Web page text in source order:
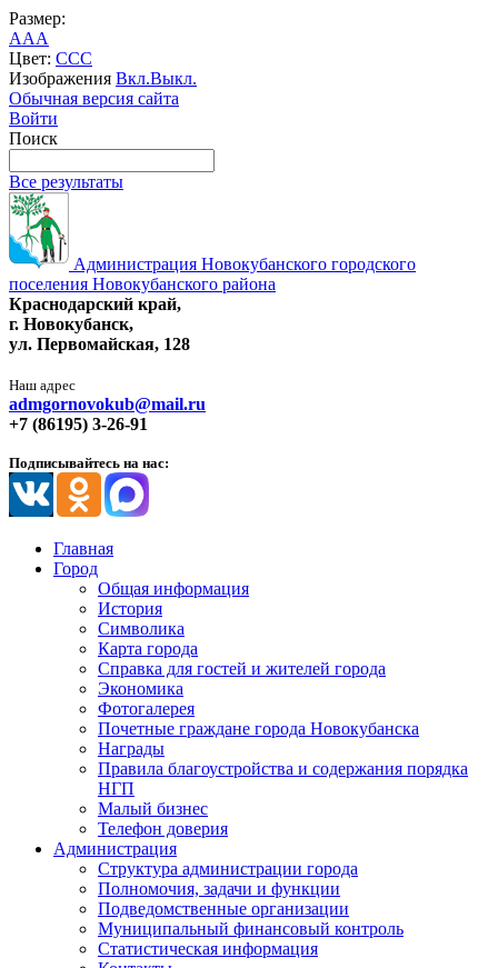
Размер:
AAA
Цвет: CCC
Изображения Вкл.Выкл.
Обычная версия сайта
Войти
Поиск
Все результаты
Администрация Новокубанского городского
поселения Новокубанского района
Краснодарский край,
г. Новокубанск,
ул. Первомайская, 128
Наш адрес
admgornovokub@mail.ru
+7 (86195) 3-26-91
Подписывайтесь на нас:
Главная
Город
Общая информация
История
Символика
Карта города
Справка для гостей и жителей города
Экономика
Фотогалерея
Почетные граждане города Новокубанска
Награды
Правила благоустройства и содержания порядка
НГП
Малый бизнес
Телефон доверия
Администрация
Структура администрации города
Полномочия, задачи и функции
Подведомственные организации
Муниципальный финансовый контроль
Статистическая информация